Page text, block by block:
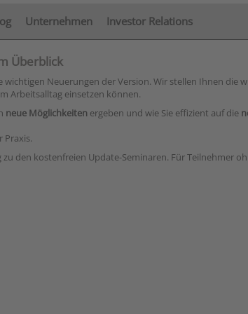
Unternehmen Investor Relations
Überblick
Neuerungen der Version. Wir stellen Ihnen die
Arbeitsalltag einsetzen können.
neue Möglichkeiten ergeben und wie Sie effizient auf die
Praxis.
zu den kostenfreien Update-Seminaren. Für Teilnehmer